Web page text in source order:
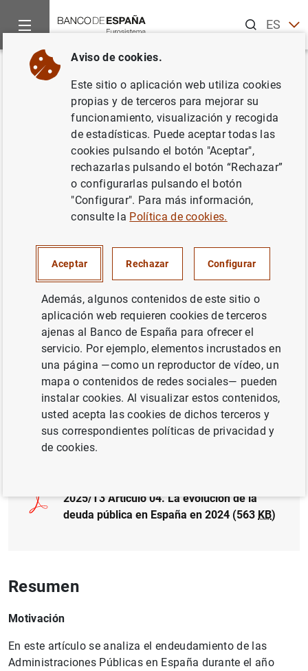
ESEN
Inicio Publicaciones
Volver
2025/T3 Artículo 04. La
evolución de la deuda pública
en España en 2024
Moral y M.ª Isabel Laporta-Corbera
ESPAÑA
DEUDA PÚBLICA
ADMINISTRACIONES PÚBLICAS
Documento completo
2025/T3 Artículo 04. La evolución de la
deuda pública en España en 2024 (563 KB)
Resumen
Motivación
En este artículo se analiza el endeudamiento de las
Administraciones Públicas en España durante el año
Aviso de cookies.
Este sitio o aplicación web utiliza cookies
propias y de terceros para mejorar su
funcionamiento, visualización y recogida
de estadísticas. Puede aceptar todas las
cookies pulsando el botón "Aceptar",
rechazarlas pulsando el botón “Rechazar”
o configurarlas pulsando el botón
"Configurar". Para más información,
consulte la Política de cookies.
Aceptar Rechazar Configurar
Además, algunos contenidos de este sitio o
aplicación web requieren cookies de terceros
ajenas al Banco de España para ofrecer el
servicio. Por ejemplo, elementos incrustados en
una página —como un reproductor de vídeo, un
mapa o contenidos de redes sociales— pueden
instalar cookies. Al visualizar estos contenidos,
usted acepta las cookies de dichos terceros y
sus correspondientes políticas de privacidad y
de cookies.